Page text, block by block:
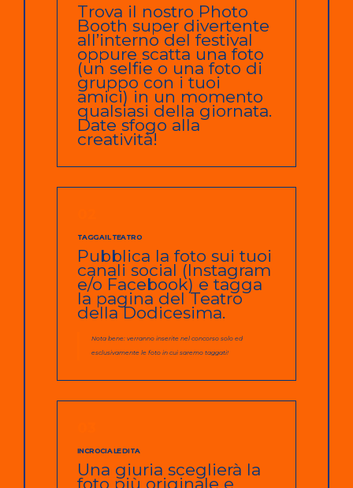
Trova il nostro Photo
Booth super divertente
all’interno del festival
oppure scatta una foto
(un selfie o una foto di
gruppo con i tuoi
amici) in un momento
qualsiasi della giornata.
Date sfogo alla
creatività!
TAGGA IL TEATRO
Pubblica la foto sui tuoi
canali social (Instagram
e/o Facebook) e tagga
la pagina del Teatro
della Dodicesima.
Nota bene: verranno inserite nel concorso solo ed
esclusivamente le foto in cui saremo taggati!
INCROCIA LE DITA
Una giuria sceglierà la
foto più originale e